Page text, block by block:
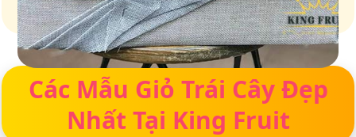
Giỏ quà – Tinh hoa từ trái cây tươi ngon
Các Mẫu Giỏ Trái Cây Đẹp
Nhất Tại King Fruit